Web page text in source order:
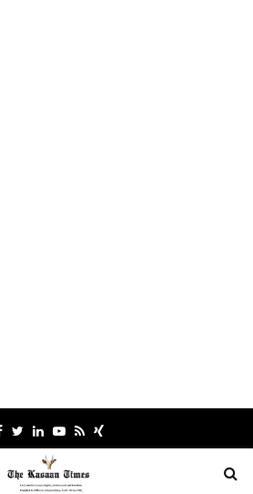
Facebook
TwitterLinkedinYoutube
RssXing